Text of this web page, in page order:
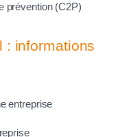
prévention (C2P)
: informations
entreprise